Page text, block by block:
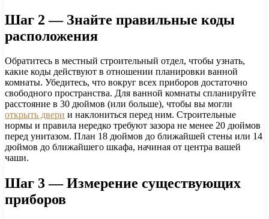
Шаг 2 — Знайте правильные коды
расположения
Обратитесь в местный строительный отдел, чтобы узнать,
какие коды действуют в отношении планировки ванной
комнаты. Убедитесь, что вокруг всех приборов достаточно
свободного пространства. Для ванной комнаты спланируйте
расстояние в 30 дюймов (или больше), чтобы вы могли
открыть двери и наклониться перед ним. Строительные
нормы и правила нередко требуют зазора не менее 20 дюймов
перед унитазом. План 18 дюймов до ближайшей стены или 14
дюймов до ближайшего шкафа, начиная от центра вашей
чаши.
Шаг 3 — Измерение существующих
приборов